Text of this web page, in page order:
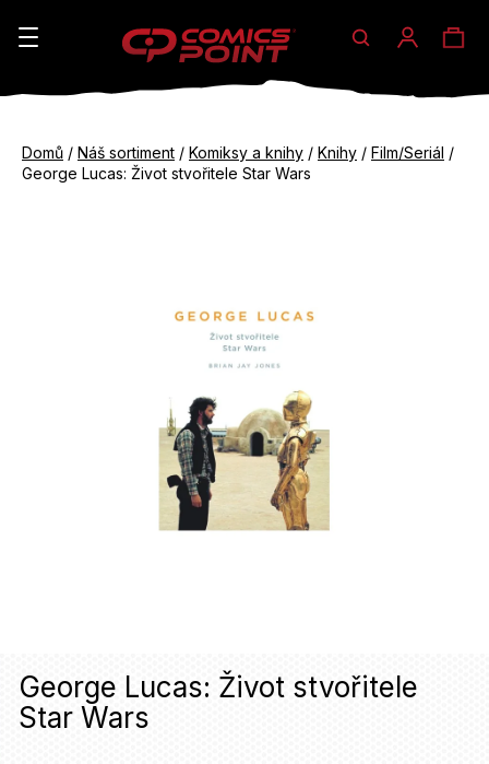
Hledat
Domů / Náš sortiment / Komiksy a knihy / Knihy / Film/Seriál /
George Lucas: Život stvořitele Star Wars
George Lucas: Život stvořitele
Star Wars
K
do
do
n
a